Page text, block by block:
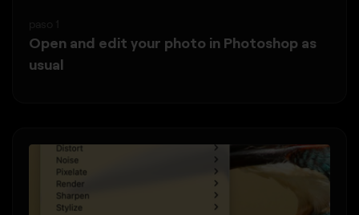
Open and edit your photo in Photoshop as
usual